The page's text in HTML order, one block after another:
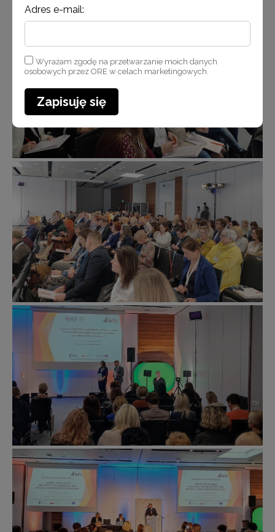
Adres e-mail:
Wyrażam zgodę na przetwarzanie moich danych
osobowych przez ORE w celach marketingowych.
Zapisuję się